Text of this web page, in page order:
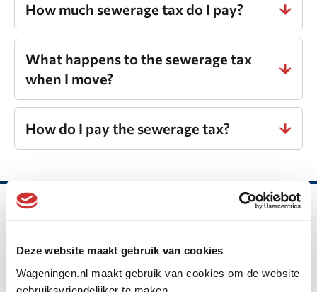
Deze website maakt gebruik van cookies
Wageningen.nl maakt gebruik van cookies om de website
gebruiksvriendelijker te maken.
How much sewerage tax do I pay?
What happens to the sewerage tax
when I move?
How do I pay the sewerage tax?
Gemeente Wageningen